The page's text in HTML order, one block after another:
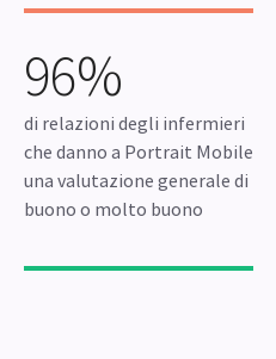
96%
di relazioni degli infermieri
che danno a Portrait Mobile
una valutazione generale di
buono o molto buono